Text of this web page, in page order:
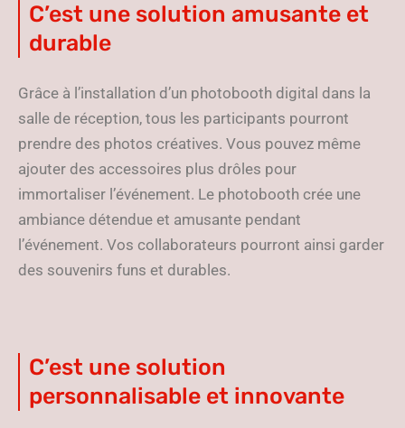
C’est une solution amusante et
durable
Grâce à l’installation d’un photobooth digital dans la
salle de réception, tous les participants pourront
prendre des photos créatives. Vous pouvez même
ajouter des accessoires plus drôles pour
immortaliser l’événement. Le photobooth crée une
ambiance détendue et amusante pendant
l’événement. Vos collaborateurs pourront ainsi garder
des souvenirs funs et durables.
C’est une solution
personnalisable et innovante